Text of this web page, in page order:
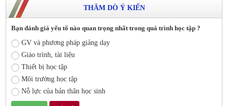
THĂM DÒ Ý KIẾN
Bạn đánh giá yếu tố nào quan trọng nhất trong quá trình học tập ?
GV và phương pháp giảng dạy
Giáo trình, tài liệu
Thiết bị học tập
Môi trường học tập
Nỗ lực của bản thân học sinh